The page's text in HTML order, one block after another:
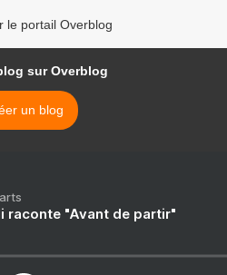
le portail Overblog
sur Overblog
un blog
raconte "Avant de partir"